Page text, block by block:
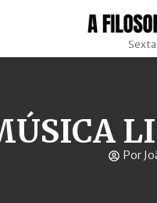
Por